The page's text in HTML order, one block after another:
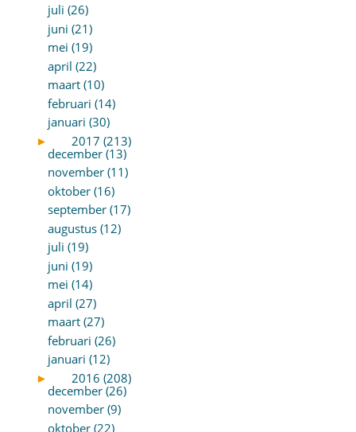
juli (26)
juni (21)
mei (19)
april (22)
maart (10)
februari (14)
januari (30)
►
2017 (213)
december (13)
november (11)
oktober (16)
september (17)
augustus (12)
juli (19)
juni (19)
mei (14)
april (27)
maart (27)
februari (26)
januari (12)
►
2016 (208)
december (26)
november (9)
oktober (22)